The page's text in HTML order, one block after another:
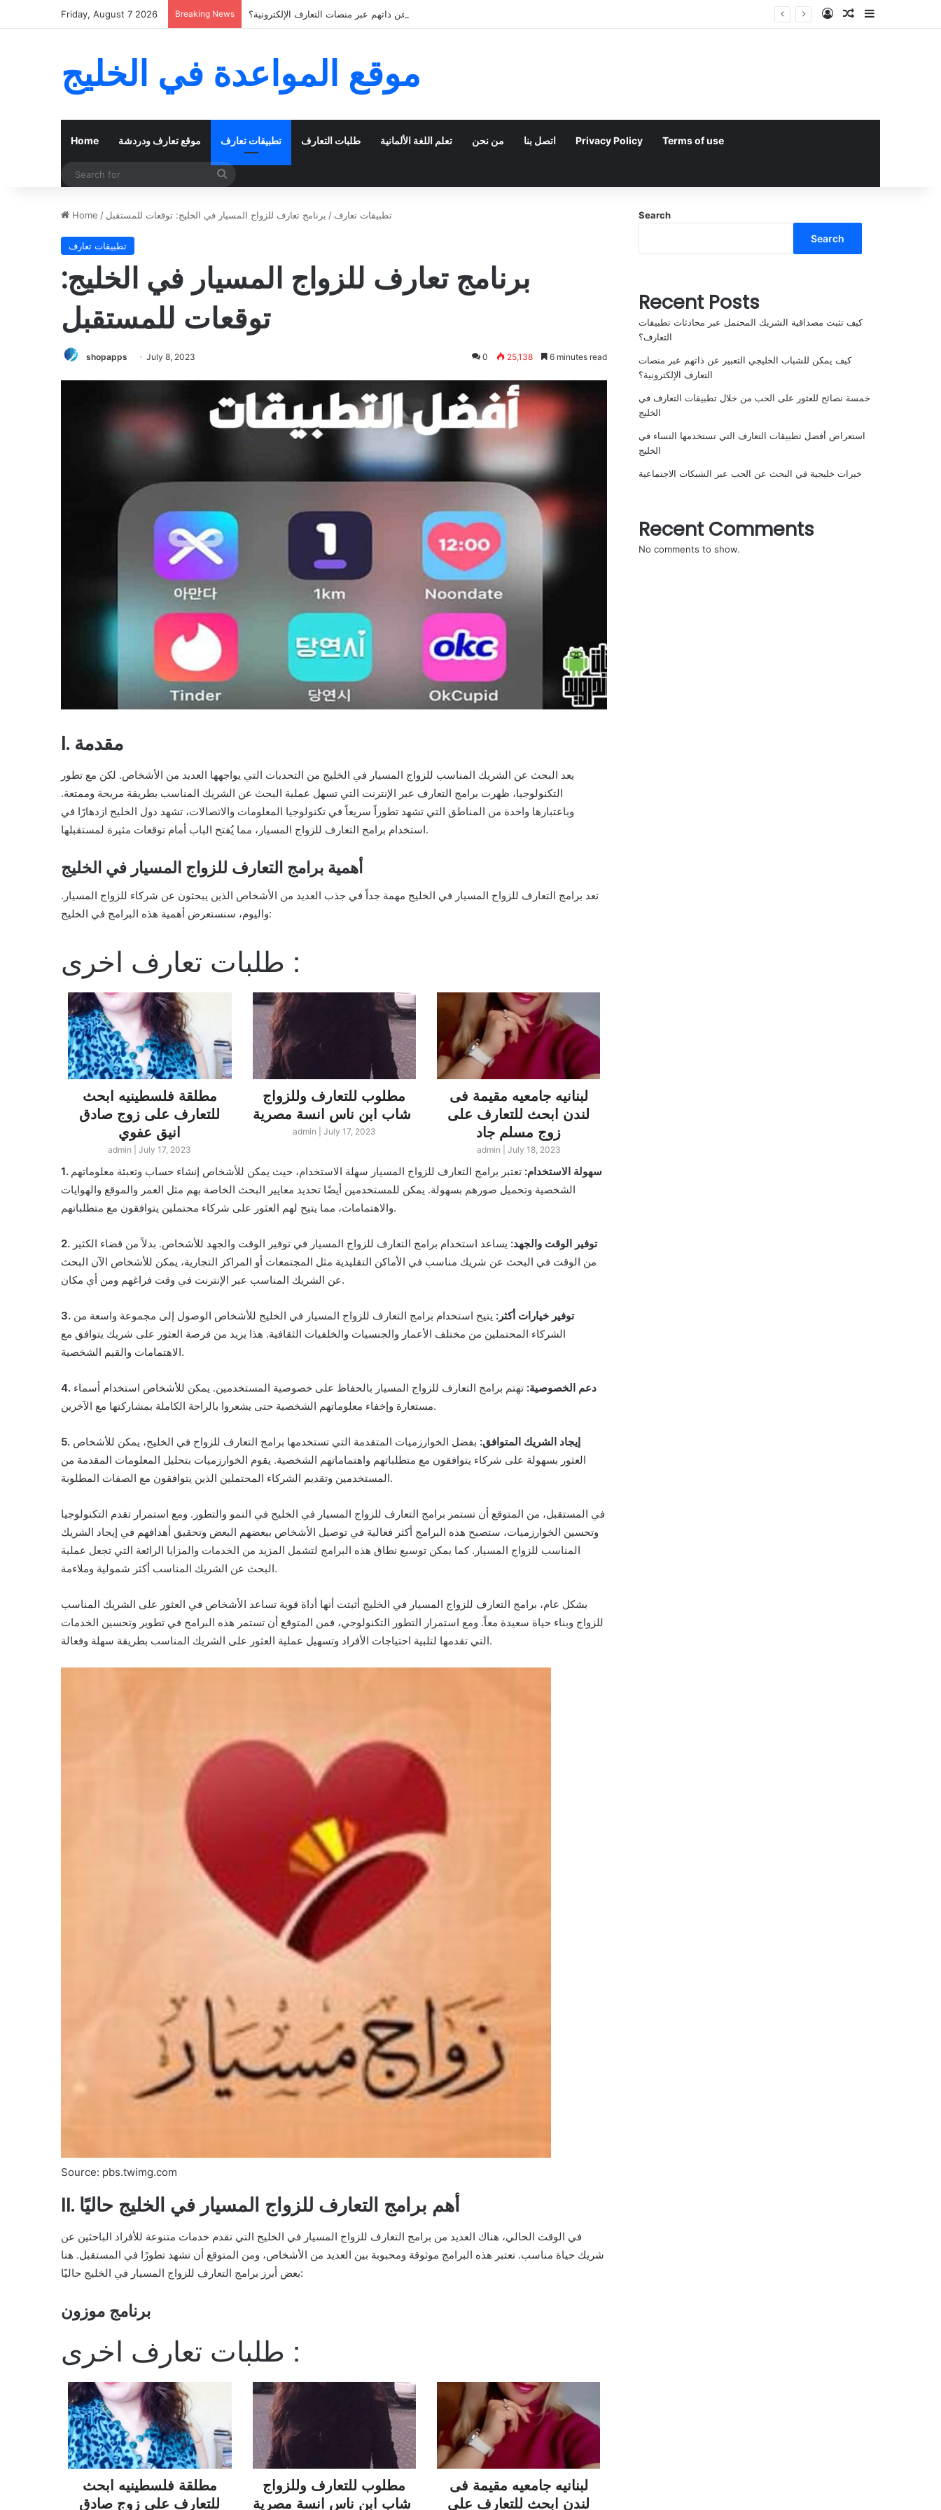
Friday, August 7 2026 Breaking News كيف يمكن للشباب الخليجي التعبير عن ذاتهم عبر منصات التعارف الإلكترونية؟ Log InRandom Article
Sidebar
موقع المواعدة في الخليج
Home موقع تعارف ودردشة تطبيقات تعارف طلبات التعارف تعلم اللغة الألمانية من نحن اتصل بنا Privacy Policy Terms of use
Home / تطبيقات تعارف / برنامج تعارف للزواج المسيار في الخليج: توقعات للمستقبل
تطبيقات تعارف
برنامج تعارف للزواج المسيار في الخليج:
توقعات للمستقبل
shopapps July 8, 2023 0 25,138 6 minutes read
I. مقدمة
يعد البحث عن الشريك المناسب للزواج المسيار في الخليج من التحديات التي يواجهها العديد من الأشخاص. لكن مع تطور
التكنولوجيا، ظهرت برامج التعارف عبر الإنترنت التي تسهل عملية البحث عن الشريك المناسب بطريقة مريحة وممتعة.
وباعتبارها واحدة من المناطق التي تشهد تطوراً سريعاً في تكنولوجيا المعلومات والاتصالات، تشهد دول الخليج ازدهارًا في
استخدام برامج التعارف للزواج المسيار، مما يُفتح الباب أمام توقعات مثيرة لمستقبلها.
أهمية برامج التعارف للزواج المسيار في الخليج
تعد برامج التعارف للزواج المسيار في الخليج مهمة جداً في جذب العديد من الأشخاص الذين يبحثون عن شركاء للزواج المسيار.
واليوم، سنستعرض أهمية هذه البرامج في الخليج:
طلبات تعارف اخرى :
مطلقة فلسطينيه ابحث
للتعارف على زوج صادق
انيق عفوي
admin |July 17, 2023
مطلوب للتعارف وللزواج
admin July 17, 2023
لبنانيه جامعيه مقيمة فى
لندن ابحث للتعارف على
زوج مسلم جاد
admin July 18, 2023
1. سهولة الاستخدام: تعتبر برامج التعارف للزواج المسيار سهلة الاستخدام، حيث يمكن للأشخاص إنشاء حساب وتعبئة معلوماتهم
الشخصية وتحميل صورهم بسهولة. يمكن للمستخدمين أيضًا تحديد معايير البحث الخاصة بهم مثل العمر والموقع والهوايات
والاهتمامات، مما يتيح لهم العثور على شركاء محتملين يتوافقون مع متطلباتهم.
2. توفير الوقت والجهد: يساعد استخدام برامج التعارف للزواج المسيار في توفير الوقت والجهد للأشخاص. بدلاً من قضاء الكثير
من الوقت في البحث عن شريك مناسب في الأماكن التقليدية مثل المجتمعات أو المراكز التجارية، يمكن للأشخاص الآن البحث
عن الشريك المناسب عبر الإنترنت في وقت فراغهم ومن أي مكان.
3. توفير خيارات أكثر: يتيح استخدام برامج التعارف للزواج المسيار في الخليج للأشخاص الوصول إلى مجموعة واسعة من
الشركاء المحتملين من مختلف الأعمار والجنسيات والخلفيات الثقافية. هذا يزيد من فرصة العثور على شريك يتوافق مع
الاهتمامات والقيم الشخصية.
4. دعم الخصوصية: تهتم برامج التعارف للزواج المسيار بالحفاظ على خصوصية المستخدمين. يمكن للأشخاص استخدام أسماء
مستعارة وإخفاء معلوماتهم الشخصية حتى يشعروا بالراحة الكاملة بمشاركتها مع الآخرين.
5. إيجاد الشريك المتوافق: بفضل الخوارزميات المتقدمة التي تستخدمها برامج التعارف للزواج في الخليج، يمكن للأشخاص
العثور بسهولة على شركاء يتوافقون مع متطلباتهم واهتماماتهم الشخصية. يقوم الخوارزميات بتحليل المعلومات المقدمة من
المستخدمين وتقديم الشركاء المحتملين الذين يتوافقون مع الصفات المطلوبة.
في المستقبل، من المتوقع أن تستمر برامج التعارف للزواج المسيار في الخليج في النمو والتطور. ومع استمرار تقدم التكنولوجيا
وتحسين الخوارزميات، ستصبح هذه البرامج أكثر فعالية في توصيل الأشخاص ببعضهم البعض وتحقيق أهدافهم في إيجاد الشريك
المناسب للزواج المسيار. كما يمكن توسيع نطاق هذه البرامج لتشمل المزيد من الخدمات والمزايا الرائعة التي تجعل عملية
البحث عن الشريك المناسب أكثر شمولية وملاءمة.
بشكل عام، برامج التعارف للزواج المسيار في الخليج أثبتت أنها أداة قوية تساعد الأشخاص في العثور على الشريك المناسب
للزواج وبناء حياة سعيدة معاً. ومع استمرار التطور التكنولوجي، فمن المتوقع أن تستمر هذه البرامج في تطوير وتحسين الخدمات
التي تقدمها لتلبية احتياجات الأفراد وتسهيل عملية العثور على الشريك المناسب بطريقة سهلة وفعالة.
Source: pbs.twimg.com
II. أهم برامج التعارف للزواج المسيار في الخليج حاليًا
في الوقت الحالي، هناك العديد من برامج التعارف للزواج المسيار في الخليج التي تقدم خدمات متنوعة للأفراد الباحثين عن
شريك حياة مناسب. تعتبر هذه البرامج موثوقة ومحبوبة بين العديد من الأشخاص، ومن المتوقع أن تشهد تطورًا في المستقبل. هنا
بعض أبرز برامج التعارف للزواج المسيار في الخليج حاليًا:
برنامج موزون
طلبات تعارف اخرى :
مطلقة فلسطينيه ابحث
للتعارف على زوج صادق
مطلوب للتعارف وللزواج
لبنانيه جامعيه مقيمة فى
لندن ابحث للتعارف على
Search
Search
Recent Posts
كيف تثبت مصداقية الشريك المحتمل عبر محادثات تطبيقات
التعارف؟
كيف يمكن للشباب الخليجي التعبير عن ذاتهم عبر منصات
التعارف الإلكترونية؟
خمسة نصائح للعثور على الحب من خلال تطبيقات التعارف في
الخليج
استعراض أفضل تطبيقات التعارف التي تستخدمها النساء في
الخليج
خبرات خليجية في البحث عن الحب عبر الشبكات الاجتماعية
Recent Comments
No comments to show.